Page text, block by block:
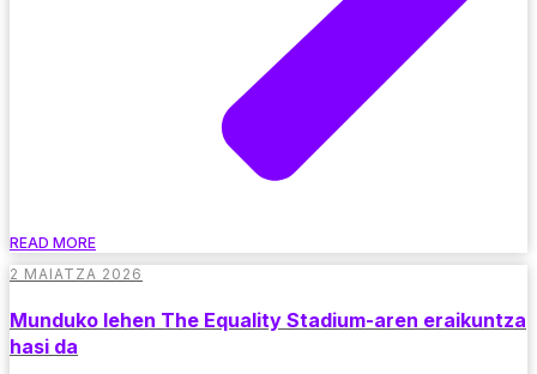
READ MORE
2 MAIATZA 2026
Munduko lehen The Equality Stadium-aren eraikuntza
hasi da